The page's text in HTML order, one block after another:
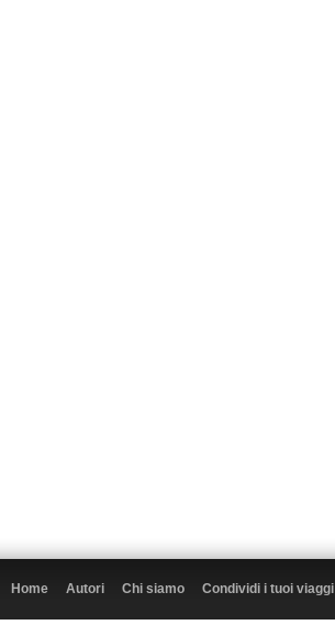
Home Autori Chi siamo Condividi i tuoi viaggi